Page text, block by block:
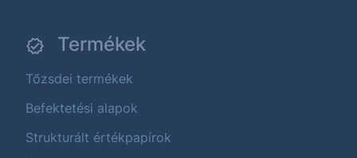
Termékek
Tőzsdei termékek
Befektetési alapok
Strukturált értékpapírok